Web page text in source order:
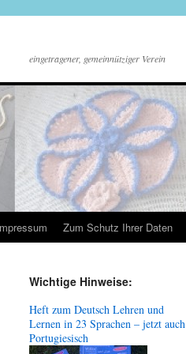
eingetragener, gemeinnütziger Verein
Zum Schutz Ihrer Daten
Wichtige Hinweise:
Heft zum Deutsch Lehren und
Lernen in 23 Sprachen – jetzt auch
Portugiesisch